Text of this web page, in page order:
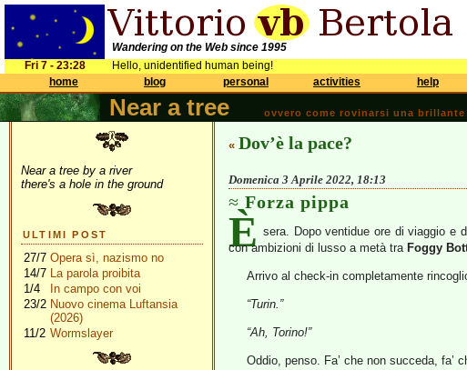
Wandering on the Web since 1995
Fri 7 - 23:28
Hello, unidentified human being!
home
blog personal activities help
Near a tree ovvero come rovinarsi una
Near a tree by a river
there's a hole in the ground
ULTIMI POST
27/7 Opera sì, nazismo no
14/7 La parola proibita
1/4
In campo con voi
23/2 Nuovo cinema Luftansia
(2026)
11/2 Wormslayer
« Dov’è la pace?
Domenica 3 Aprile 2022, 18:13
Forza pippa
È sera. Dopo ventidue ore di viaggio e
con ambizioni di lusso a metà tra Foggy
Arrivo al check-in completamente
“Turin.”
“Ah, Torino!”
Oddio, penso. Fa’ che non succeda, fa’